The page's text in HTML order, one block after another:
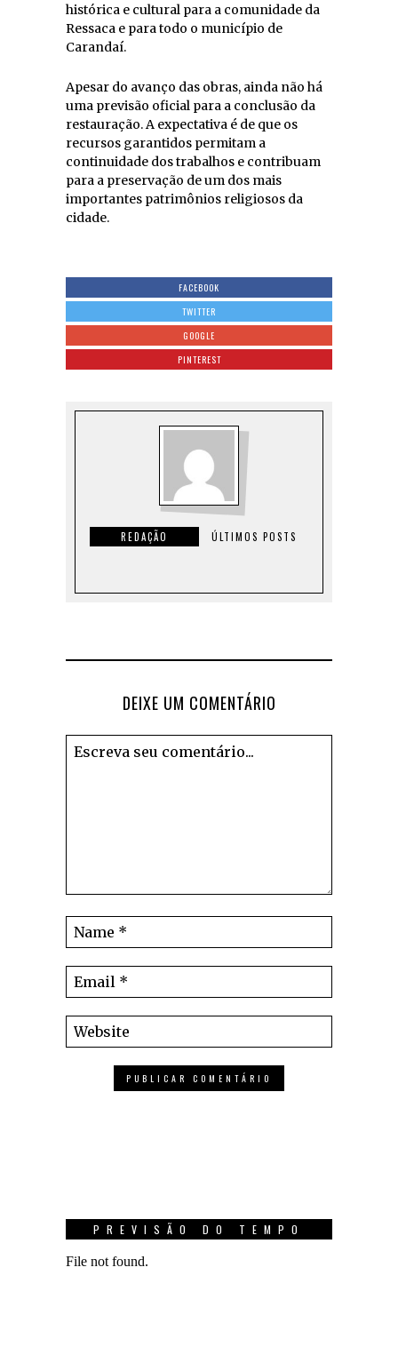
histórica e cultural para a comunidade da
Ressaca e para todo o município de
Carandaí.
Apesar do avanço das obras, ainda não há
uma previsão oficial para a conclusão da
restauração. A expectativa é de que os
recursos garantidos permitam a
continuidade dos trabalhos e contribuam
para a preservação de um dos mais
importantes patrimônios religiosos da
cidade.
FACEBOOK
TWITTER
GOOGLE
PINTEREST
REDAÇÃO ÚLTIMOS POSTS
DEIXE UM COMENTÁRIO
PREVISÃO DO TEMPO